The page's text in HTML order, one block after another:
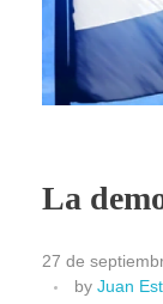
La
27 de
by Juan